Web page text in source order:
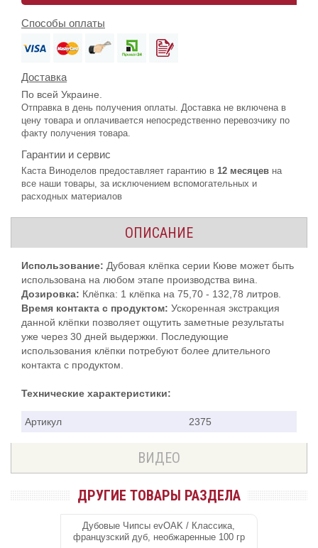
Способы оплаты
Доставка
По всей Украине.
Отправка в день получения оплаты. Доставка не включена в
цену товара и оплачивается непосредственно перевозчику по
факту получения товара.
Гарантии и сервис
Каста Виноделов предоставляет гарантию в 12 месяцев на
все наши товары, за исключением вспомогательных и
расходных материалов
ОПИСАНИЕ
Использование: Дубовая клёпка серии Кюве может быть
использована на любом этапе производства вина.
Дозировка: Клёпка: 1 клёпка на 75,70 - 132,78 литров.
Время контакта с продуктом: Ускоренная экстракция
данной клёпки позволяет ощутить заметные результаты
уже через 30 дней выдержки. Последующие
использования клёпки потребуют более длительного
контакта с продуктом.
Технические характеристики:
Артикул 2375
ВИДЕО
ДРУГИЕ ТОВАРЫ РАЗДЕЛА
Дубовые Чипсы evOAK / Классика,
французский дуб, необжаренные 100 гр